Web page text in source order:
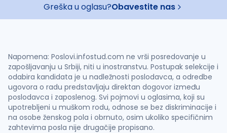
Greška u oglasu?Obavestite nas
Napomena: Poslovi.infostud.com ne vrši posredovanje u
zapošljavanju u Srbiji, niti u inostranstvu. Postupak selekcije i
odabira kandidata je u nadležnosti poslodavca, a odredbe
ugovora o radu predstavljaju direktan dogovor između
poslodavca i zaposlenog. Svi pojmovi u oglasima, koji su
upotrebljeni u muškom rodu, odnose se bez diskriminacije i
na osobe ženskog pola i obrnuto, osim ukoliko specifičnim
zahtevima posla nije drugačije propisano.